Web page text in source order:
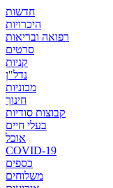
חדשות
היכרויות
רפואה ובריאות
סרטים
קניות
נדל"ן
מכוניות
חינוך
קבוצות סודיות
בעלי חיים
אוכל
COVID-19
כספים
משלוחים